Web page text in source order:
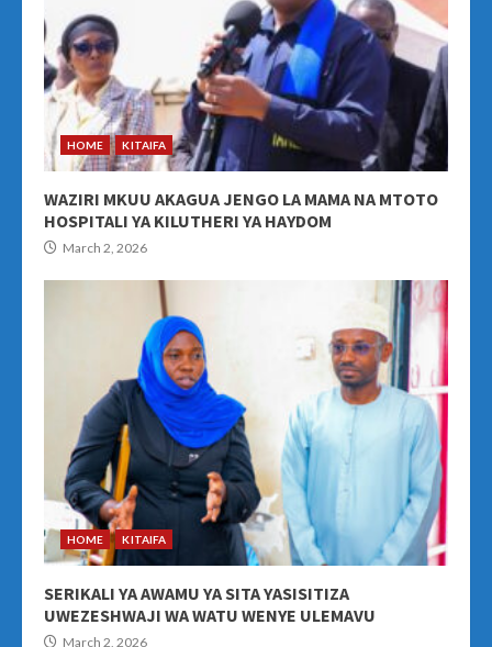
HOME KITAIFA
WAZIRI MKUU AKAGUA JENGO LA MAMA NA MTOTO
HOSPITALI YA KILUTHERI YA HAYDOM
March 2, 2026
HOME KITAIFA
SERIKALI YA AWAMU YA SITA YASISITIZA
UWEZESHWAJI WA WATU WENYE ULEMAVU
March 2, 2026